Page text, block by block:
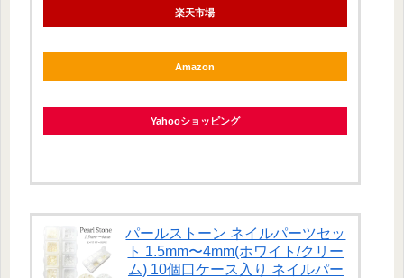
楽天市場
Amazon
Yahooショッピング
パールストーン ネイルパーツセッ
ト 1.5mm〜4mm(ホワイト/クリー
ム) 10個口ケース入り ネイルパー